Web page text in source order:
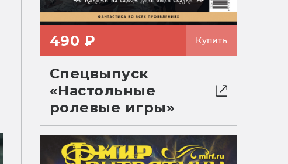
490 ₽ Купить
Спецвыпуск
«Настольные
ролевые игры»